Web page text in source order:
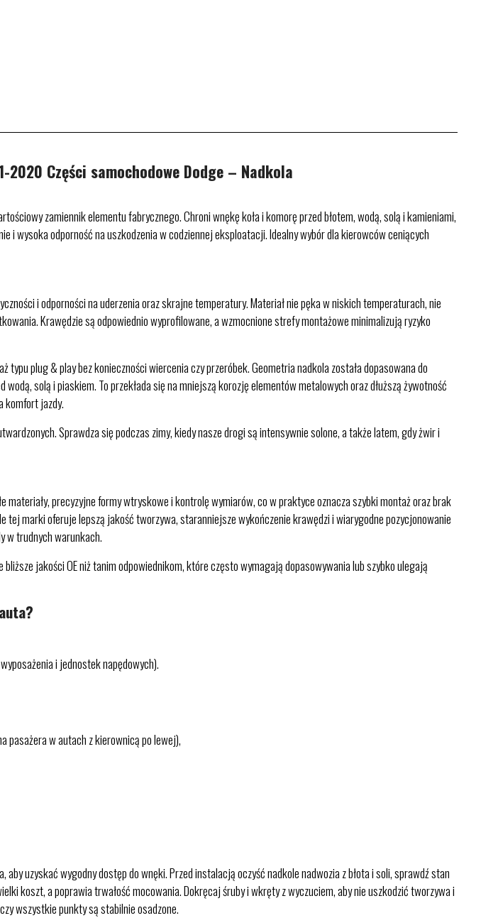
2020 Części samochodowe Dodge – Nadkola
zamiennik elementu fabrycznego. Chroni wnękę koła i komorę przed błotem, wodą, solą i kamieniami,
i wysoka odporność na uszkodzenia w codziennej eksploatacji. Idealny wybór dla kierowców ceniących
i odporności na uderzenia oraz skrajne temperatury. Materiał nie pęka w niskich temperaturach, nie
Krawędzie są odpowiednio wyprofilowane, a wzmocnione strefy montażowe minimalizują ryzyko
plug & play bez konieczności wiercenia czy przeróbek. Geometria nadkola została dopasowana do
solą i piaskiem. To przekłada się na mniejszą korozję elementów metalowych oraz dłuższą żywotność
komfort jazdy.
Sprawdza się podczas zimy, kiedy nasze drogi są intensywnie solone, a także latem, gdy żwir i
precyzyjne formy wtryskowe i kontrolę wymiarów, co w praktyce oznacza szybki montaż oraz brak
tej marki oferuje lepszą jakość tworzywa, staranniejsze wykończenie krawędzi i wiarygodne pozycjonowanie
w trudnych warunkach.
jakości OE niż tanim odpowiednikom, które często wymagają dopasowywania lub szybko ulegają
i jednostek napędowych).
pasażera w autach z kierownicą po lewej),
uzyskać wygodny dostęp do wnęki. Przed instalacją oczyść nadkole nadwozia z błota i soli, sprawdź stan
koszt, a poprawia trwałość mocowania. Dokręcaj śruby i wkręty z wyczuciem, aby nie uszkodzić tworzywa i
wszystkie punkty są stabilnie osadzone.